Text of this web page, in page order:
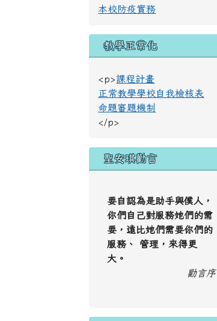
本校防疫實務
教學正常化
<p>課程計畫
正常教學學校自我檢核表
命題審題機制
</p>
聖安琪勸言
要自認為是助手與僕人，
你們自己對服務她們的需
要，遠比她們需要你們的
服務、 管理，來得更
大。
勸言序